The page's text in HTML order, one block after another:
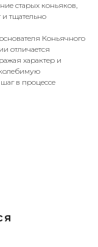
старых коньяков,
тщательно
Коньячного
отличается
характер и
в процессе